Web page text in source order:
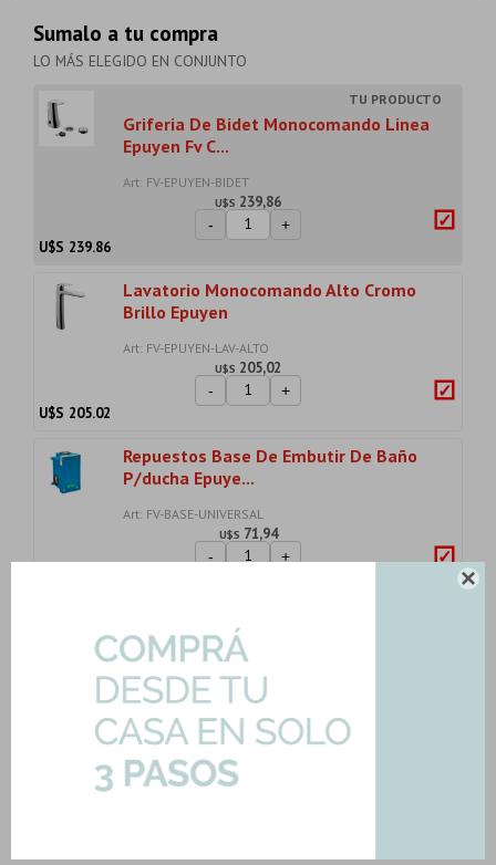

Sumalo a tu compra
LO MÁS ELEGIDO EN CONJUNTO
Griferia De Bidet Monocomando Linea
Epuyen Fv C...
Art: FV-EPUYEN-BIDET
U$S 239,86
- +
U$S 239.86
Lavatorio Monocomando Alto Cromo
Brillo Epuyen
Art: FV-EPUYEN-LAV-ALTO
U$S 205,02
- +
U$S 205.02
Repuestos Base De Embutir De Baño
P/ducha Epuye...
Art: FV-BASE-UNIVERSAL
U$S 71,94
- +
Desag Brillo Ep...
Art: FV-EPUYEN-LAV
U$S 139,32
- +
139.32
Importe total:USD 656.14